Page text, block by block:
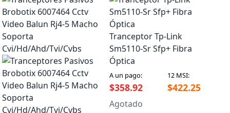
Tranceptor Tp-Link
Sm5110-Sr Sfp+ Fibra
Óptica
A un pago: 12 MSI:
$358.92 $422.25
Agotado